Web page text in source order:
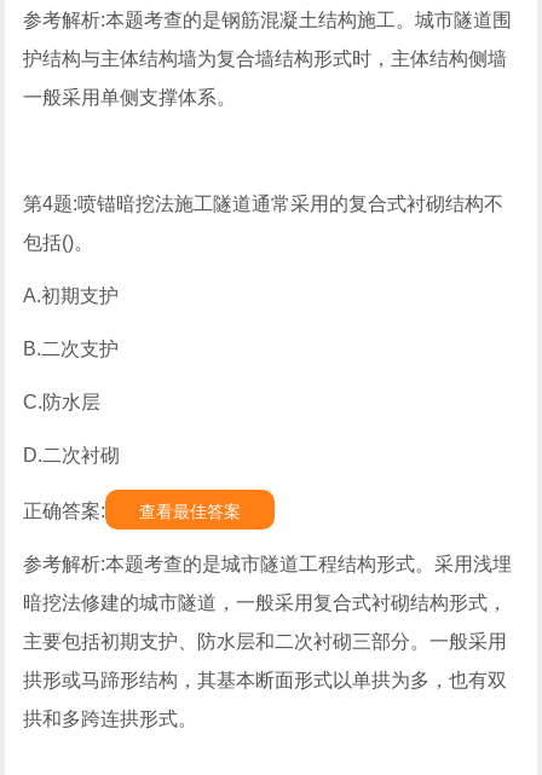
参考解析:本题考查的是钢筋混凝土结构施工。城市隧道围
护结构与主体结构墙为复合墙结构形式时，主体结构侧墙
一般采用单侧支撑体系。
第4题:喷锚暗挖法施工隧道通常采用的复合式衬砌结构不
包括()。
A.初期支护
B.二次支护
C.防水层
D.二次衬砌
正确答案: 查看最佳答案
参考解析:本题考查的是城市隧道工程结构形式。采用浅埋
暗挖法修建的城市隧道，一般采用复合式衬砌结构形式，
主要包括初期支护、防水层和二次衬砌三部分。一般采用
拱形或马蹄形结构，其基本断面形式以单拱为多，也有双
拱和多跨连拱形式。